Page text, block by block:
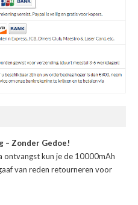
– Zonder Gedoe!
ontvangst kun je de 10000mAh
van reden retourneren voor